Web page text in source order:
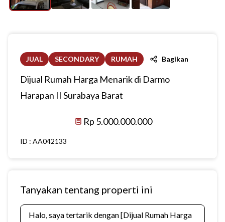
JUAL SECONDARY RUMAH Bagikan
Dijual Rumah Harga Menarik di Darmo
Harapan II Surabaya Barat
Rp 5.000.000.000
ID : AA042133
Tanyakan tentang properti ini